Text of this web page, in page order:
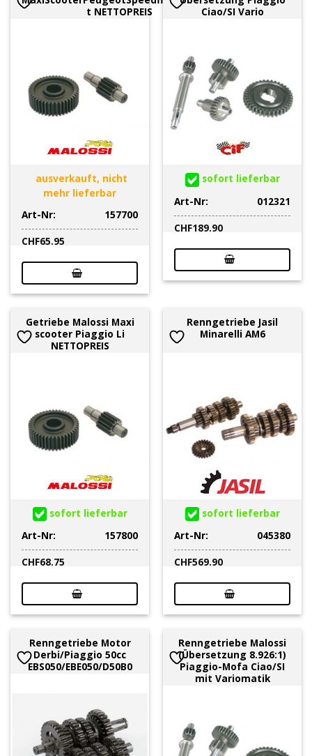
t NETTOPREIS
ausverkauft, nicht
mehr lieferbar
Art-Nr:
157700
CHF65.95
Ciao/SI Vario
sofort lieferbar
Art-Nr:
012321
CHF189.90
Getriebe Malossi Maxi
scooter Piaggio Li
NETTOPREIS
sofort lieferbar
Art-Nr:
157800
CHF68.75
Renngetriebe Jasil
Minarelli AM6
sofort lieferbar
Art-Nr:
045380
CHF569.90
Renngetriebe Motor
Derbi/Piaggio 50cc
EBS050/EBE050/D50B0
Renngetriebe Malossi
(Übersetzung 8.926:1)
Piaggio-Mofa Ciao/SI
mit Variomatik